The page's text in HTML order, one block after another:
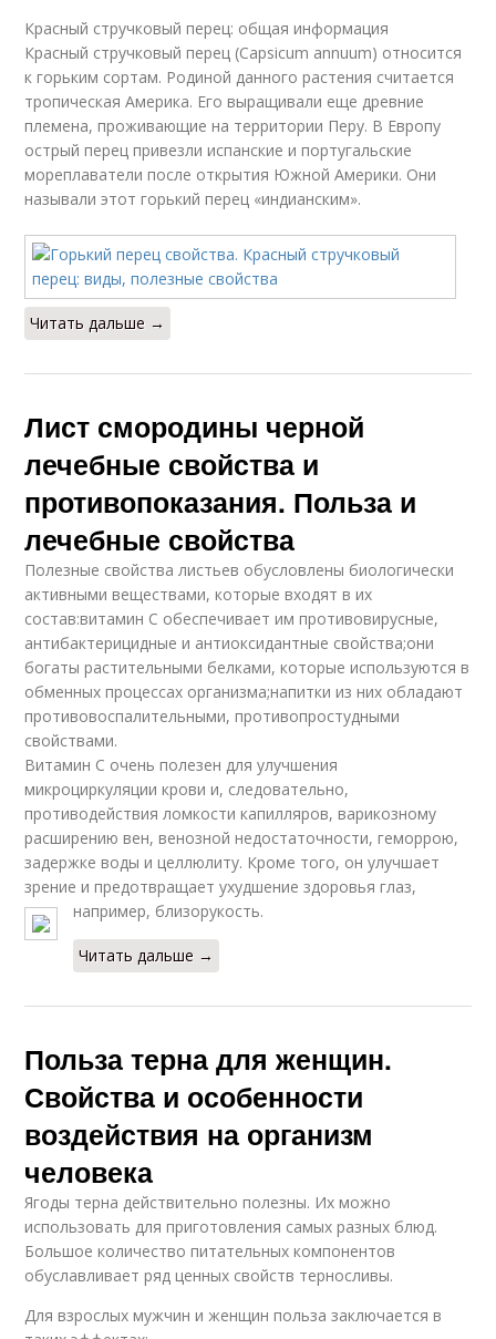
Красный стручковый перец: общая информация
Красный стручковый перец (Capsicum annuum) относится
к горьким сортам. Родиной данного растения считается
тропическая Америка. Его выращивали еще древние
племена, проживающие на территории Перу. В Европу
острый перец привезли испанские и португальские
мореплаватели после открытия Южной Америки. Они
называли этот горький перец «индианским».
Читать дальше →
Лист смородины черной
лечебные свойства и
противопоказания. Польза и
лечебные свойства
Полезные свойства листьев обусловлены биологически
активными веществами, которые входят в их
состав:витамин С обеспечивает им противовирусные,
антибактерицидные и антиоксидантные свойства;они
богаты растительными белками, которые используются в
обменных процессах организма;напитки из них обладают
противовоспалительными, противопростудными
свойствами.
Витамин С очень полезен для улучшения
микроциркуляции крови и, следовательно,
противодействия ломкости капилляров, варикозному
расширению вен, венозной недостаточности, геморрою,
задержке воды и целлюлиту. Кроме того, он улучшает
зрение и предотвращает ухудшение здоровья глаз,
например, близорукость.
Читать дальше →
Польза терна для женщин.
Свойства и особенности
воздействия на организм
человека
Ягоды терна действительно полезны. Их можно
использовать для приготовления самых разных блюд.
Большое количество питательных компонентов
обуславливает ряд ценных свойств терносливы.
Для взрослых мужчин и женщин польза заключается в